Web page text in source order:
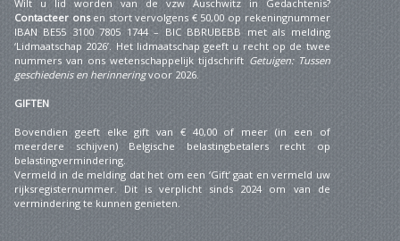
Wilt u lid worden van de vzw Auschwitz in Gedachtenis?
Contacteer onsen stort vervolgens € 50,00 op rekeningnummer
IBAN BE55 3100 7805 1744 – BIC BBRUBEBB met als melding
‘Lidmaatschap 2026’. Het lidmaatschap geeft u recht op de twee
nummers van ons wetenschappelijk tijdschrift Getuigen: Tussen
geschiedenis en herinneringvoor 2026.
GIFTEN
Bovendien geeft elke gift van € 40,00 of meer (in een of
meerdere schijven) Belgische belastingbetalers recht op
belastingvermindering.
Vermeld in de melding dat het om een ‘Gift’ gaat en vermeld uw
rijksregisternummer. Dit is verplicht sinds 2024 om van de
vermindering te kunnen genieten.